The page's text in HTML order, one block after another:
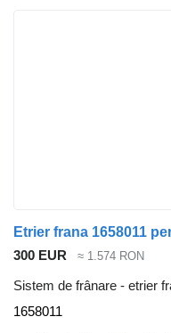
Etrier frana 1658011
300 EUR
≈ 1.574 RON
Sistem de frânare - etrier
1658011